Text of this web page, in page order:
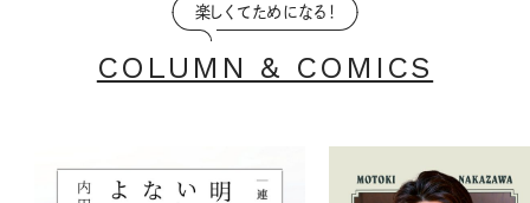
楽しくてためになる！
COLUMN & COMICS